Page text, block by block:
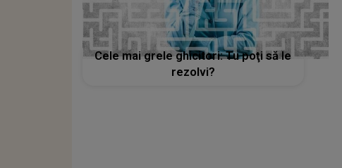
Cele mai grele ghicitori: Tu poţi să le
rezolvi?